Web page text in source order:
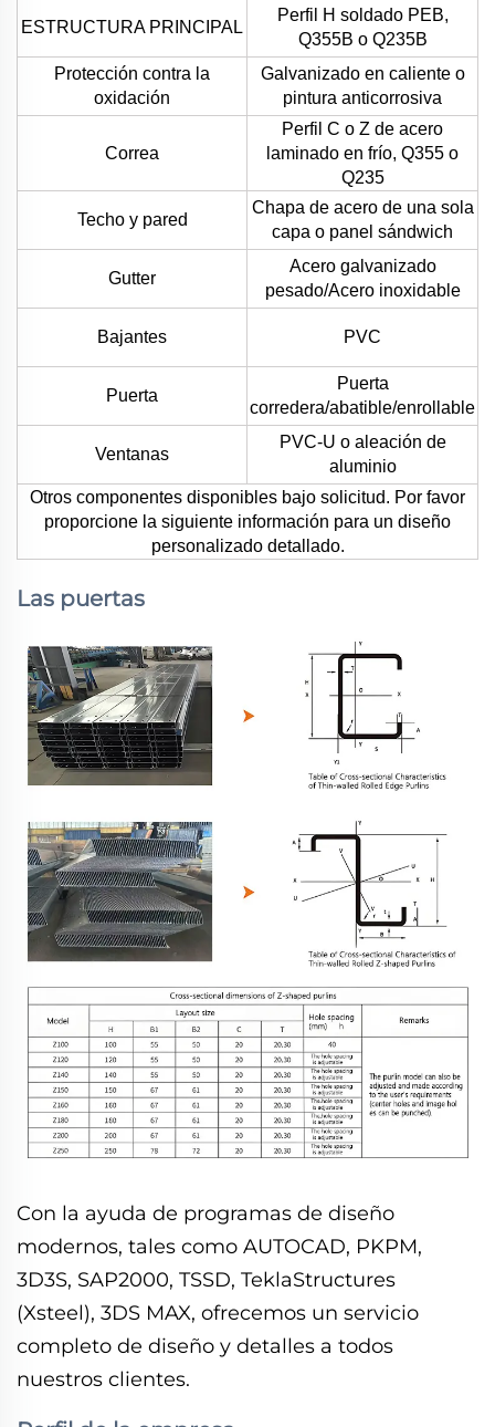
ESTRUCTURA PRINCIPAL
Perfil H soldado PEB,
Q355B o Q235B
Protección contra la
oxidación
Galvanizado en caliente o
pintura anticorrosiva
Correa
Perfil C o Z de acero
laminado en frío, Q355 o
Q235
Techo y pared
Chapa de acero de una sola
capa o panel sándwich
Gutter
Acero galvanizado
pesado/Acero inoxidable
Bajantes PVC
Puerta
Puerta
corredera/abatible/enrollable
Ventanas
PVC-U o aleación de
aluminio
Otros componentes disponibles bajo solicitud. Por favor
proporcione la siguiente información para un diseño
personalizado detallado.
Las puertas
Con la ayuda de programas de diseño
modernos, tales como AUTOCAD, PKPM,
3D3S, SAP2000, TSSD, TeklaStructures
(Xsteel), 3DS MAX, ofrecemos un servicio
completo de diseño y detalles a todos
nuestros clientes.